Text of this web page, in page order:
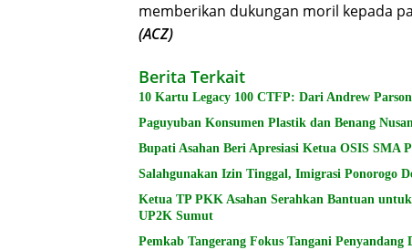
memberikan dukungan moril kepada
(ACZ)
Berita Terkait
10 Kartu Legacy 100 CTFP: Dari Andrew
Paguyuban Konsumen Plastik dan Benang
Bupati Asahan Beri Apresiasi Ketua OSIS SMA
Salahgunakan Izin Tinggal, Imigrasi Ponorogo
Ketua TP PKK Asahan Serahkan Bantuan
UP2K Sumut
Pemkab Tangerang Fokus Tangani